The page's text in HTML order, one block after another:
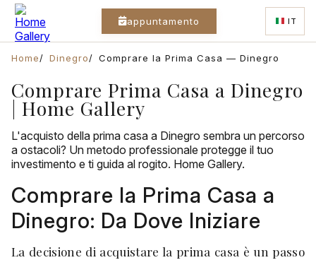
appuntamento IT
Home Dinegro Comprare la Prima Casa — Dinegro
Comprare Prima Casa a Dinegro
| Home Gallery
L'acquisto della prima casa a Dinegro sembra un percorso
a ostacoli? Un metodo professionale protegge il tuo
investimento e ti guida al rogito. Home Gallery.
Comprare la Prima Casa a
Dinegro: Da Dove Iniziare
La decisione di acquistare la prima casa è un passo